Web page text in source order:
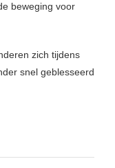
beweging voor
zich tijdens
snel geblesseerd